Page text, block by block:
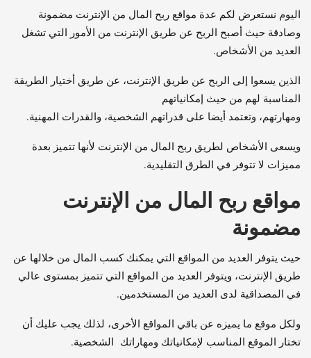
اليوم نستعرض لكم عدة مواقع ربح المال من الإنترنت مضمونة
وصادقة حيث أصبح الربح عن طريق الإنترنت من الأمور التي تشغل
العديد من الأشخاص.
الذين يسعوا إلى الربح عن طريق الإنترنت، عن طريق أختيار الطريقة
المناسبة لهم من حيث إمكانياتهم
ومهارتهم، وتعتمد أيضا على قدراتهم الشخصية، والقدرات المهنية.
ويسعى الأشخاص لطريق ربح المال من الإنترنت لأنها تتميز بعدة
مميزات لا تتوفر في الطرق التقليدية.
مواقع ربح المال من الإنترنت
مضمونة
حيث يتوفر العديد من المواقع التي يمكنك كسب المال من خلالها عن
طريق الإنترنت، ويتوفر العديد من المواقع التي تتميز بمستوى عالي
في المصداقية لدى العديد من المستخدمين.
ولكل موقع ما يميزه عن باقي المواقع الأخرى، لذلك يجب عليك أن
تختار الموقع المناسب لإمكانياتك ومهاراتك الشخصية.